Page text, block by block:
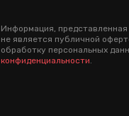
Информация,
не является публичной
обработку персональных
конфиденциальности.